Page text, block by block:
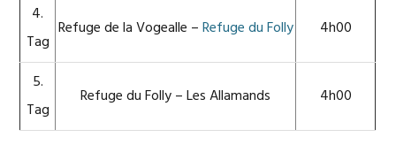
4.
Tag
Refuge de la Vogealle –Refuge du Folly 4h00
5.
Tag
Refuge du Folly – Les Allamands 4h00